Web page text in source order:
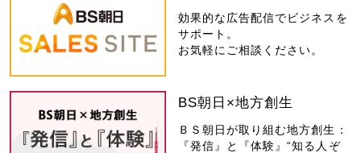
効果的な広告配信でビジネスを
サポート。
お気軽にご相談ください。
BS朝日×地方創生
ＢＳ朝日が取り組む地方創生：
『発信』と『体験』“知る人ぞ